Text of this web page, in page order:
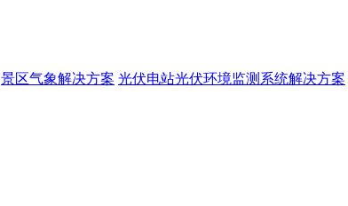
景区气象解决方案 光伏电站光伏环境监测系统解决方案